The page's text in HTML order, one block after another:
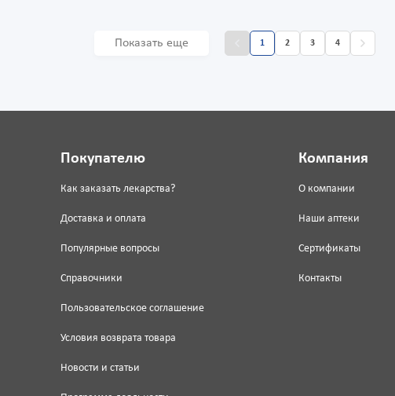
Показать еще 1 2 3 4
Покупателю
Как заказать лекарства?
Доставка и оплата
Популярные вопросы
Справочники
Пользовательское соглашение
Условия возврата товара
Новости и статьи
Компания
О компании
Наши аптеки
Сертификаты
Контакты